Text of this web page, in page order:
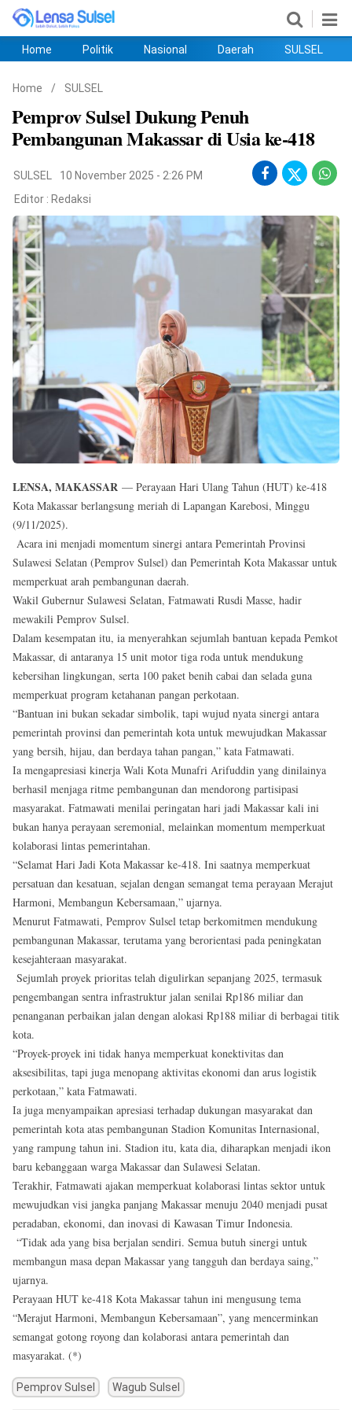
©
Copyright
2026
lensasulsel.com
.
All
Right
Reserved
Home Politik Nasional Daerah SULSEL
Home / SULSEL
Pemprov Sulsel Dukung Penuh
Pembangunan Makassar di Usia ke-418
SULSEL
10 November 2025 - 2:26 PM
Editor : Redaksi
LENSA, MAKASSAR — Perayaan Hari Ulang Tahun (HUT) ke-418
Kota Makassar berlangsung meriah di Lapangan Karebosi, Minggu
(9/11/2025).
Acara ini menjadi momentum sinergi antara Pemerintah Provinsi
Sulawesi Selatan (Pemprov Sulsel) dan Pemerintah Kota Makassar untuk
memperkuat arah pembangunan daerah.
Wakil Gubernur Sulawesi Selatan, Fatmawati Rusdi Masse, hadir
mewakili Pemprov Sulsel.
Dalam kesempatan itu, ia menyerahkan sejumlah bantuan kepada Pemkot
Makassar, di antaranya 15 unit motor tiga roda untuk mendukung
kebersihan lingkungan, serta 100 paket benih cabai dan selada guna
memperkuat program ketahanan pangan perkotaan.
“Bantuan ini bukan sekadar simbolik, tapi wujud nyata sinergi antara
pemerintah provinsi dan pemerintah kota untuk mewujudkan Makassar
yang bersih, hijau, dan berdaya tahan pangan,” kata Fatmawati.
Ia mengapresiasi kinerja Wali Kota Munafri Arifuddin yang dinilainya
berhasil menjaga ritme pembangunan dan mendorong partisipasi
masyarakat. Fatmawati menilai peringatan hari jadi Makassar kali ini
bukan hanya perayaan seremonial, melainkan momentum memperkuat
kolaborasi lintas pemerintahan.
“Selamat Hari Jadi Kota Makassar ke-418. Ini saatnya memperkuat
persatuan dan kesatuan, sejalan dengan semangat tema perayaan Merajut
Harmoni, Membangun Kebersamaan,” ujarnya.
Menurut Fatmawati, Pemprov Sulsel tetap berkomitmen mendukung
pembangunan Makassar, terutama yang berorientasi pada peningkatan
kesejahteraan masyarakat.
Sejumlah proyek prioritas telah digulirkan sepanjang 2025, termasuk
pengembangan sentra infrastruktur jalan senilai Rp186 miliar dan
penanganan perbaikan jalan dengan alokasi Rp188 miliar di berbagai titik
kota.
“Proyek-proyek ini tidak hanya memperkuat konektivitas dan
aksesibilitas, tapi juga menopang aktivitas ekonomi dan arus logistik
perkotaan,” kata Fatmawati.
Ia juga menyampaikan apresiasi terhadap dukungan masyarakat dan
pemerintah kota atas pembangunan Stadion Komunitas Internasional,
yang rampung tahun ini. Stadion itu, kata dia, diharapkan menjadi ikon
baru kebanggaan warga Makassar dan Sulawesi Selatan.
Terakhir, Fatmawati ajakan memperkuat kolaborasi lintas sektor untuk
mewujudkan visi jangka panjang Makassar menuju 2040 menjadi pusat
peradaban, ekonomi, dan inovasi di Kawasan Timur Indonesia.
“Tidak ada yang bisa berjalan sendiri. Semua butuh sinergi untuk
membangun masa depan Makassar yang tangguh dan berdaya saing,”
ujarnya.
Perayaan HUT ke-418 Kota Makassar tahun ini mengusung tema
“Merajut Harmoni, Membangun Kebersamaan”, yang mencerminkan
semangat gotong royong dan kolaborasi antara pemerintah dan
masyarakat. (*)
Pemprov Sulsel Wagub Sulsel